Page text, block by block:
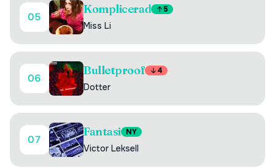
05
Komplicerad 5
Miss Li
06
Bulletproof 4
Dotter
07
Fantasi NY
Victor Leksell